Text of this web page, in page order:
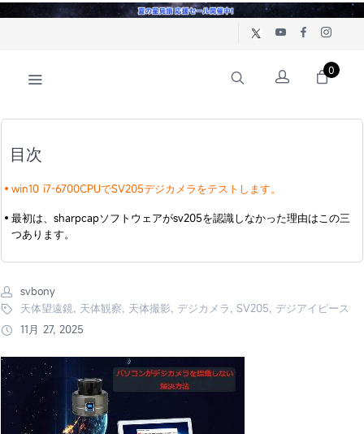
0
目次
win10 i7-6700CPUでSV205デジカメラをテストします。
最初は、sharpcapソフトウェアがsv205を認識しなかった理由はこの三
つあります。
svbony
天体望遠鏡, 天体観察, 天体撮影, デジカメラ, SV205, デジアイピース
11月 27, 2025